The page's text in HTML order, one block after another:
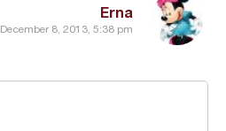
Erna
December 8, 2013, 5:38 pm